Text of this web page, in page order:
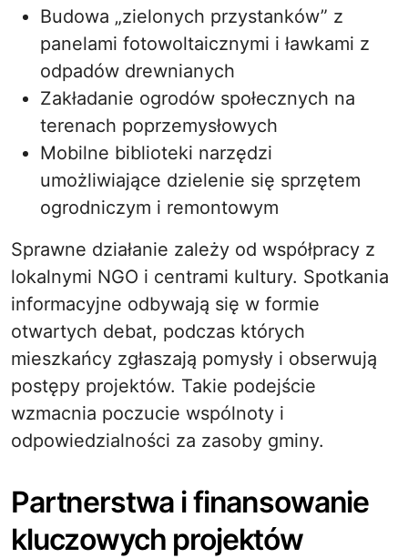
Budowa „zielonych przystanków” z
panelami fotowoltaicznymi i ławkami z
odpadów drewnianych
Zakładanie ogrodów społecznych na
terenach poprzemysłowych
Mobilne biblioteki narzędzi
umożliwiające dzielenie się sprzętem
ogrodniczym i remontowym
Sprawne działanie zależy od współpracy z
lokalnymi NGO i centrami kultury. Spotkania
informacyjne odbywają się w formie
otwartych debat, podczas których
mieszkańcy zgłaszają pomysły i obserwują
postępy projektów. Takie podejście
wzmacnia poczucie wspólnoty i
odpowiedzialności za zasoby gminy.
Partnerstwa i finansowanie
kluczowych projektów